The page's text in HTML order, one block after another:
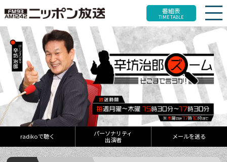
番組表
TIME TABLE
radikoで聴く
パーソナリティ
出演者
メールを送る